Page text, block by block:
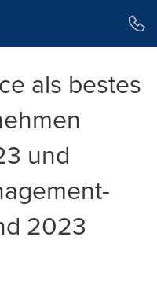
als bestes
und
2023